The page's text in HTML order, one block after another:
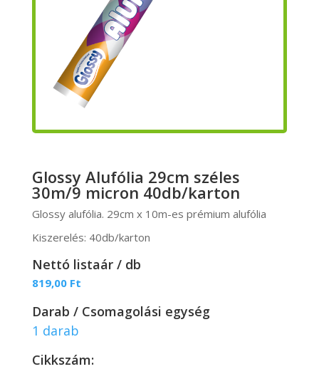
Glossy Alufólia 29cm széles
30m/9 micron 40db/karton
Glossy alufólia. 29cm x 10m-es prémium alufólia
Kiszerelés: 40db/karton
Nettó listaár / db
819,00 Ft
Darab / Csomagolási egység
1 darab
Cikkszám: